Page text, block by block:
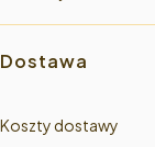
Dostawa
Koszty dostawy